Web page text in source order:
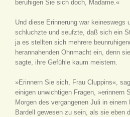
beruhigen Sie sich doch, Madame.«
Und diese Erinnerung war keineswegs
schluchzte und seufzte, daß sich ein
ja es stellten sich mehrere
herannahenden Ohnmacht ein, denn
sagte, ihre Gefühle kaum meistern.
»Erinnern Sie sich, Frau Cluppins«,
einigen unwichtigen Fragen, »erinnern
Morgen des vergangenen Juli in
Bardell gewesen zu sein, als sie eben